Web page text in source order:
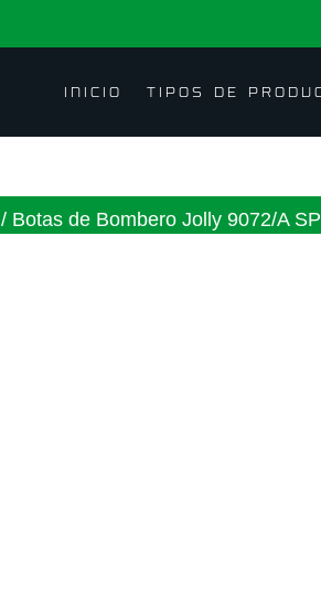
INICIO TIPOS DE
/ Botas de Bombero Jolly 9072/A